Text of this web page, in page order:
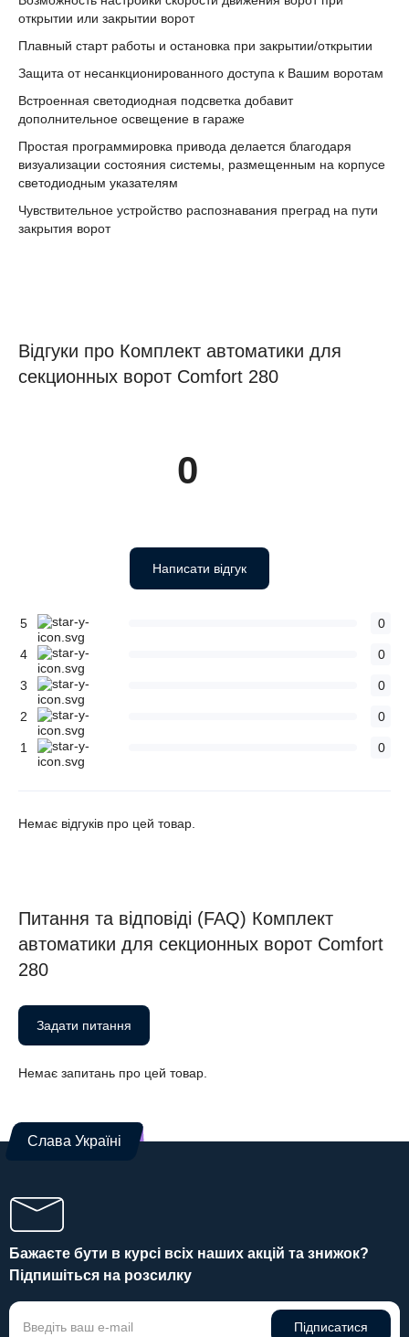
открытии или закрытии ворот
Плавный старт работы и остановка при закрытии/открытии
Защита от несанкционированного доступа к Вашим воротам
Встроенная светодиодная подсветка добавит
дополнительное освещение в гараже
Простая программировка привода делается благодаря
визуализации состояния системы, размещенным на корпусе
светодиодным указателям
Чувствительное устройство распознавания преград на пути
закрытия ворот
Відгуки про Комплект автоматики для
секционных ворот Comfort 280
0
Написати відгук
5 0
4 0
3 0
2 0
1 0
Немає відгуків про цей товар.
Питання та відповіді (FAQ) Комплект
автоматики для секционных ворот Comfort
280
Задати питання
Немає запитань про цей товар.
Слава Україні
Бажаєте бути в курсі всіх наших акцій та знижок?
Підпишіться на розсилку
Підписатися